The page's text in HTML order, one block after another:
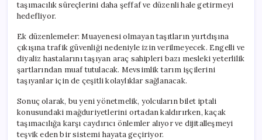
taşımacılık süreçlerini daha şeffaf ve düzenli hale getirmeyi
hedefliyor.
Ek düzenlemeler: Muayenesi olmayan taşıtların yurtdışına
çıkışına trafik güvenliği nedeniyle izin verilmeyecek. Engelli ve
diyaliz hastalarını taşıyan araç sahipleri bazı mesleki yeterlilik
şartlarından muaf tutulacak. Mevsimlik tarım işçilerini
taşıyanlar için de çeşitli kolaylıklar sağlanacak.
Sonuç olarak, bu yeni yönetmelik, yolcuların bilet iptali
konusundaki mağduriyetlerini ortadan kaldırırken, kaçak
taşımacılığa karşı caydırıcı önlemler alıyor ve dijitalleşmeyi
teşvik eden bir sistemi hayata geçiriyor.